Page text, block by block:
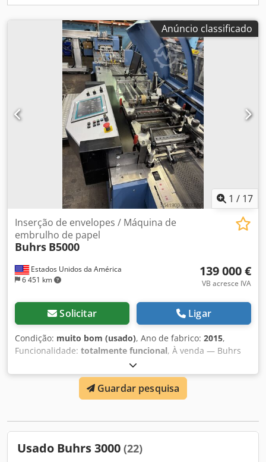
Anúncio classificado
1 / 17
Estados Unidos da América
6 451 km
Inserção de envelopes / Máquina de
embrulho de papel
Buhrs B5000
139 000 €
VB acresce IVA
Solicitar Ligar
Condição: muito bom (usado), Ano de fabrico: 2015,
Funcionalidade: totalmente funcional, À venda — Buhrs
B5000 Paperwrapper (2015) — Apenas 11.055.783 ciclos,
até 24.000 pph Modelo: Sistema de
envelopamento/embalagem Buhrs B5000 Ano: 2015 Total
de ciclos: 11.055.783 (baixa utilização — foto do contador
hora Condição: Muito boa e totalmente operacional;
Localização: EUA Incluso: Sistema integrado completo:
Guardar pesquisa
Usado Buhrs 3000 (22)